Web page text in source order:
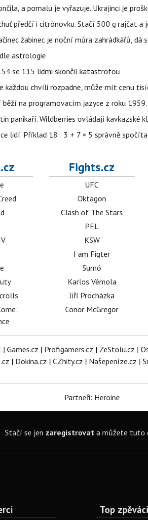
a pomalu je vyřazuje. Ukrajinci je
předčí i citrónovku. Stačí 500 g rajčat a
žabinec je noční můra zahrádkářů, dá
astrologie
se 115 lidmi skončil katastrofou
každou chvíli rozpadne, může mít cenu
na programovacím jazyce z roku
panikaří. Wildberries ovládají kavkazské
lidí. Příklad 18 : 3 + 7 × 5 správně
Fights.cz
UFC
Oktagon
Clash of The Stars
PFL
KSW
I am Figter
Sumó
Karlos Vémola
Jiří Procházka
Conor McGregor
| Games.cz | Profigamers.cz | ZeStolu.cz |
| Dokina.cz | CZhity.cz | Našepeníze.cz |
Partneři: Heroine
Stačí se jen zaregistrovata můžete tuto
Top zpěváci